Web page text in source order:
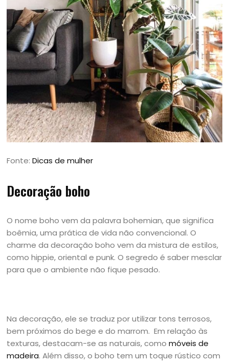
Fonte:Dicas de mulher
Decoração boho
O nome boho vem da palavra bohemian, que significa
boêmia, uma prática de vida não convencional. O
charme da decoração boho vem da mistura de estilos,
como hippie, oriental e punk. O segredo é saber mesclar
para que o ambiente não fique pesado.
Na decoração, ele se traduz por utilizar tons terrosos,
bem próximos do bege e do marrom. Em relação às
texturas, destacam-se as naturais, comomóveis de
madeira. Além disso, o boho tem um toque rústico com